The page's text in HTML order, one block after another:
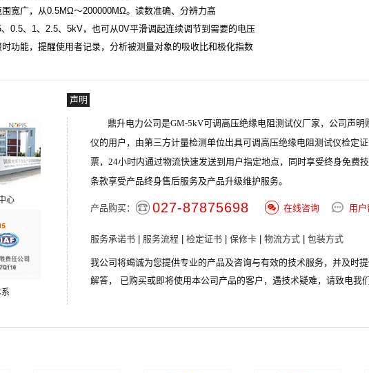
宽广，从0.5MΩ～200000MΩ。读数准确、分辨力高
0.5、1、2.5、5kV，也可从0V平滑调起连续调节到需要的电压
功能，提醒使用者记录，分析被测量对象的吸收比和极化指数
心
声明
鼎升电力公司是GM-5kV可调高压绝缘电阻测试仪厂家，公司声明
仪的用户，由第三方计量检测单位出具可调高压绝缘电阻测试仪检定
票，24小时内通过物流快速发送到用户指定地点，同时享受终身免费
条款享受产品终身售后服务及产品升级维护服务。
产品购买： 027-87875698 在线咨询 用
服务承诺书 服务流程 检定证书 保修卡 物流方式 包装方式
我公司将竭诚为您提供专业的产品及咨询与有效的技术服务，并及时
解答， 已购买或即将使用本公司产品的客户，遇技术疑难，请致电我们